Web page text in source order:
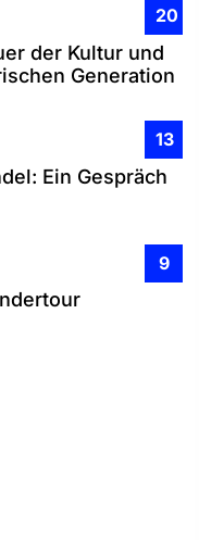
20
der Kultur und
Generation
13
Ein Gespräch
9